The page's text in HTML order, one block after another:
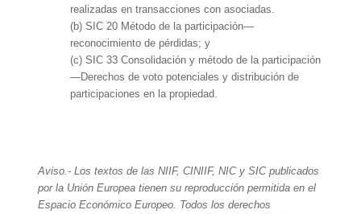
realizadas en transacciones con asociadas.
(b) SIC 20 Método de la participación—
reconocimiento de pérdidas; y
(c) SIC 33 Consolidación y método de la participación
—Derechos de voto potenciales y distribución de
participaciones en la propiedad.
Aviso.- Los textos de las NIIF, CINIIF, NIC y SIC publicados
por la Unión Europea tienen su reproducción permitida en el
Espacio Económico Europeo. Todos los derechos